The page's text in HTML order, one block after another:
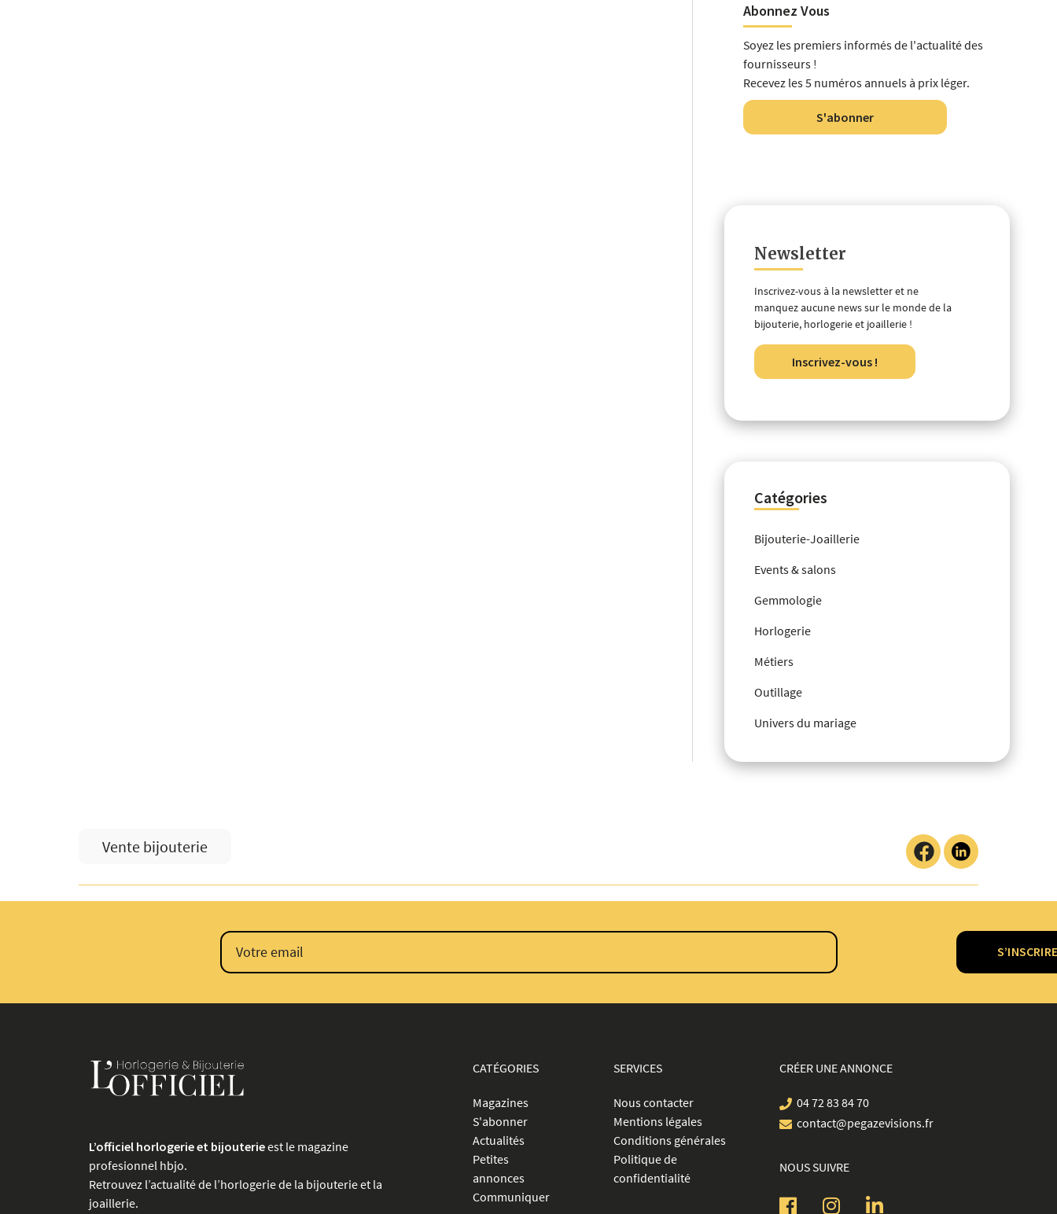
Abonnez Vous
Soyez les premiers informés de l'actualité des
fournisseurs !
Recevez les 5 numéros annuels à prix léger.
S'abonner
Newsletter
Inscrivez-vous à la newsletter et ne
manquez aucune news sur le monde de la
bijouterie, horlogerie et joaillerie !
Inscrivez-vous !
Catégories
Bijouterie-Joaillerie
Events & salons
Gemmologie
Horlogerie
Métiers
Outillage
Univers du mariage
Vente bijouterie
L’officiel horlogerie et bijouterieest le magazine
profesionnel hbjo.
Retrouvez l’actualité de l’horlogerie de la bijouterie et la
joaillerie.
CATÉGORIES
Magazines
S'abonner
Actualités
Petites
annonces
Communiquer
SERVICES
Nous contacter
Mentions légales
Conditions générales
Politique de
confidentialité
CRÉER UNE ANNONCE
04 72 83 84 70
contact@pegazevisions.fr
NOUS SUIVRE